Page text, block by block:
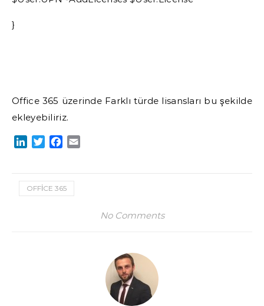
}
Office 365 üzerinde Farklı türde lisansları bu şekilde
ekleyebiliriz.
LinkedIn
TwitterFacebook
OFFİCE 365
No Comments